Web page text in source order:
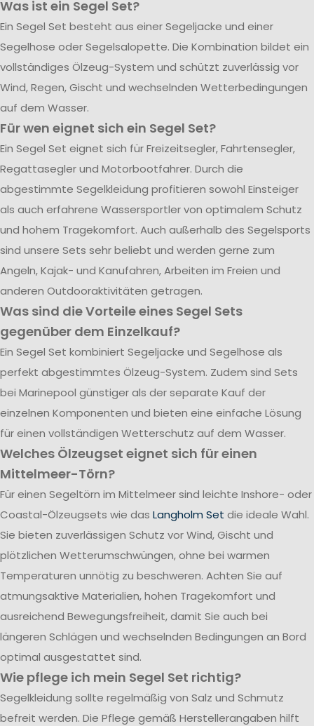
Was ist ein Segel Set?
Ein Segel Set besteht aus einer Segeljacke und einer
Segelhose oder Segelsalopette. Die Kombination bildet ein
vollständiges Ölzeug-System und schützt zuverlässig vor
Wind, Regen, Gischt und wechselnden Wetterbedingungen
auf dem Wasser.
Für wen eignet sich ein Segel Set?
Ein Segel Set eignet sich für Freizeitsegler, Fahrtensegler,
Regattasegler und Motorbootfahrer. Durch die
abgestimmte Segelkleidung profitieren sowohl Einsteiger
als auch erfahrene Wassersportler von optimalem Schutz
und hohem Tragekomfort. Auch außerhalb des Segelsports
sind unsere Sets sehr beliebt und werden gerne zum
Angeln, Kajak- und Kanufahren, Arbeiten im Freien und
anderen Outdooraktivitäten getragen.
Was sind die Vorteile eines Segel Sets
gegenüber dem Einzelkauf?
Ein Segel Set kombiniert Segeljacke und Segelhose als
perfekt abgestimmtes Ölzeug-System. Zudem sind Sets
bei Marinepool günstiger als der separate Kauf der
einzelnen Komponenten und bieten eine einfache Lösung
für einen vollständigen Wetterschutz auf dem Wasser.
Welches Ölzeugset eignet sich für einen
Mittelmeer-Törn?
Für einen Segeltörn im Mittelmeer sind leichte Inshore- oder
Coastal-Ölzeugsets wie das Langholm Set die ideale Wahl.
Sie bieten zuverlässigen Schutz vor Wind, Gischt und
plötzlichen Wetterumschwüngen, ohne bei warmen
Temperaturen unnötig zu beschweren. Achten Sie auf
atmungsaktive Materialien, hohen Tragekomfort und
ausreichend Bewegungsfreiheit, damit Sie auch bei
längeren Schlägen und wechselnden Bedingungen an Bord
optimal ausgestattet sind.
Wie pflege ich mein Segel Set richtig?
Segelkleidung sollte regelmäßig von Salz und Schmutz
befreit werden. Die Pflege gemäß Herstellerangaben hilft